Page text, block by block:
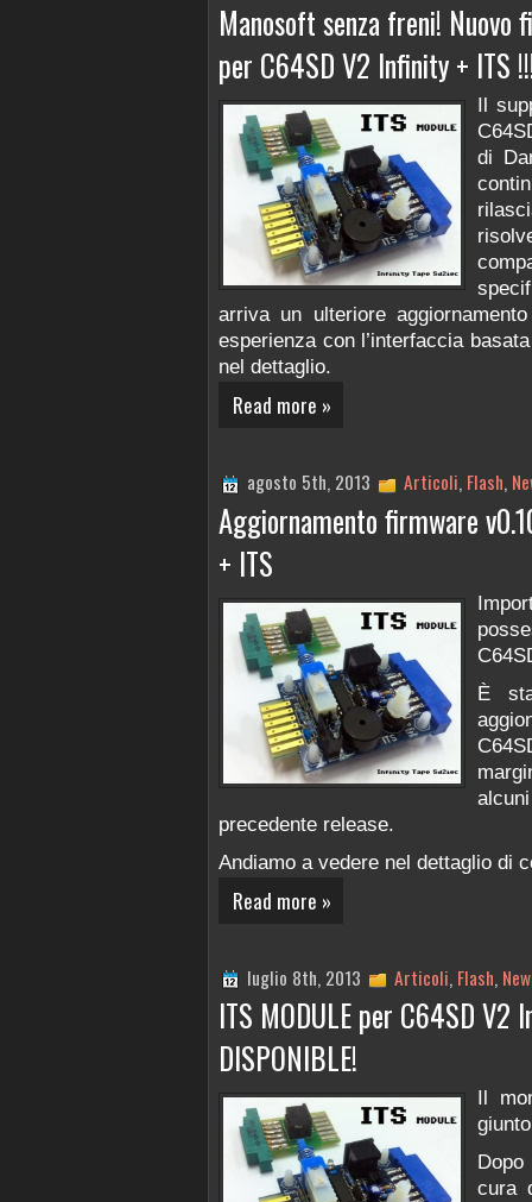
Manosoft senza freni! Nuovo
per C64SD V2 Infinity + ITS
Il
di
arriva un ulteriore
esperienza con l’interfaccia
nel dettaglio.
Read more »
agosto 5th, 2013 Articoli, Flash,
Aggiornamento firmware
+ ITS
È
precedente release.
Andiamo a vedere nel dettaglio di
Read more »
luglio 8th, 2013 Articoli, Flash,
ITS MODULE per C64SD V2
DISPONIBLE!
Il
cura